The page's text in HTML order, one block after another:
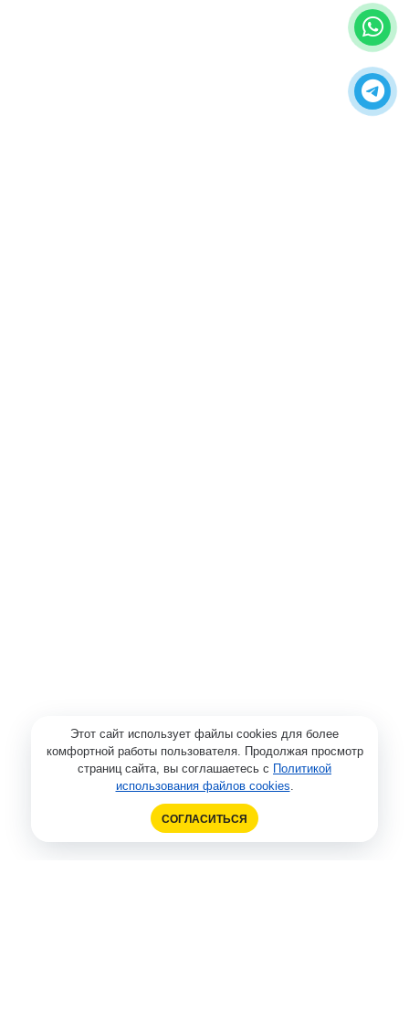
Этот сайт использует файлы cookies для более
комфортной работы пользователя. Продолжая просмотр
страниц сайта, вы соглашаетесь с Политикой
использования файлов cookies.
СОГЛАСИТЬСЯ